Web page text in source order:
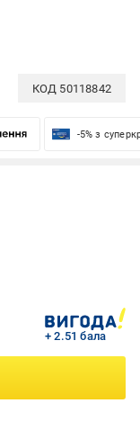
КОД 50118842
-5% з
+ 2.51 бала